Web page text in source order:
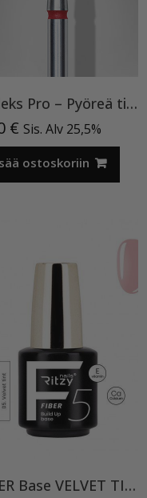
Staleks Pro – Pyöreä timanttiterä 3,5 mm
€ Sis. Alv 25,5%
ostoskoriin
FIBER Base VELVET TINT 05 TPO vapaa